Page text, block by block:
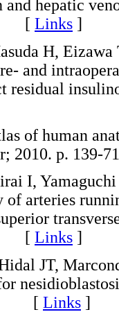
hepatic
[ Links ]
H,
and
residual
of human
2010. p.
I,
of arteries
[ Links ]
JT,
3. [ Links ]